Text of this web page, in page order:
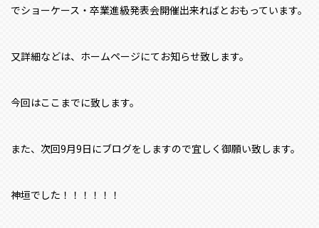
でショーケース・卒業進級発表会開催出来ればとおもっています。
又詳細などは、ホームページにてお知らせ致します。
今回はここまでに致します。
また、次回9月9日にブログをしますので宜しく御願い致します。
神垣でした！！！！！！